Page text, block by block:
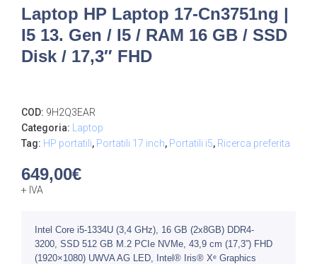
Laptop HP Laptop 17-Cn3751ng |
I5 13. Gen / I5 / RAM 16 GB / SSD
Disk / 17,3″ FHD
COD: 9H2Q3EAR
Categoria:
Laptop
Tag: HP portatili, Portatili 17 inch, Portatili i5, Ricerca preferita
649,00€
+ IVA
Intel Core i5-1334U (3,4 GHz), 16 GB (2x8GB) DDR4-
3200, SSD 512 GB M.2 PCIe NVMe, 43,9 cm (17,3”) FHD
(1920×1080) UWVA AG LED, Intel® Iris® Xᵉ Graphics